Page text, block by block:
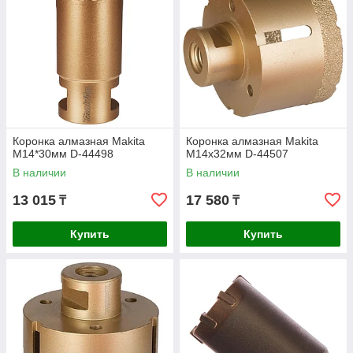
Коронка алмазная Makita
М14*30мм D-44498
В наличии
13 015 ₸
Купить
Коронка алмазная Makita
М14x32мм D-44507
В наличии
17 580 ₸
Купить